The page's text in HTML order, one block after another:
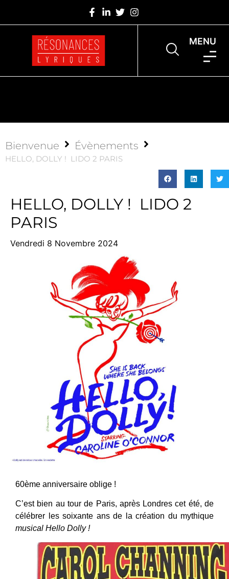
MENU
Bienvenue Évènements
HELLO, DOLLY ! LIDO 2 PARIS
HELLO, DOLLY ! LIDO 2
PARIS
Vendredi 8 Novembre 2024
60ème anniversaire oblige !
C’est bien au tour de Paris, après Londres cet été, de
célébrer les soixante ans de la création du mythique
musical Hello Dolly !